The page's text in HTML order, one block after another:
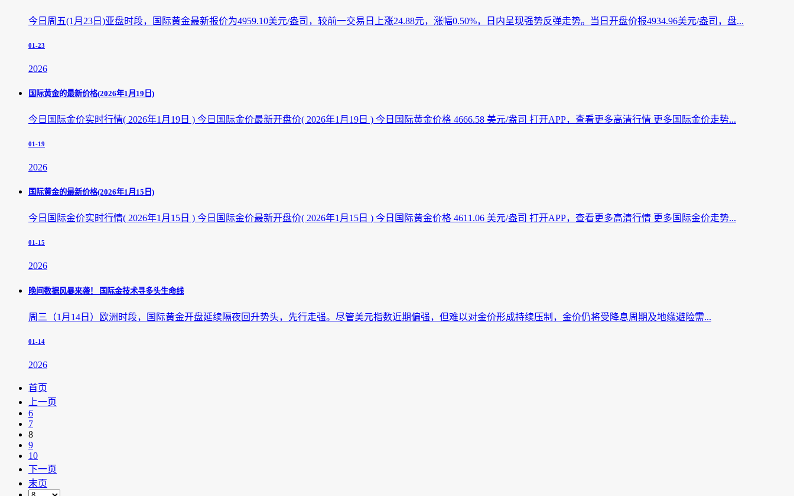
今日周五(1月23日)亚盘时段，国际黄金最新报价为4959.10美元/盎司，较前一交易日上涨24.88元，涨幅0.50%，日内呈现强势反弹走势。当日开盘价报4934.96美元/盎司，盘...
01-23
2026
国际黄金的最新价格(2026年1月19日)
今日国际金价实时行情( 2026年1月19日 ) 今日国际金价最新开盘价( 2026年1月19日 ) 今日国际黄金价格 4666.58 美元/盎司 打开APP，查看更多高清行情 更多国际金价走势...
01-19
2026
国际黄金的最新价格(2026年1月15日)
今日国际金价实时行情( 2026年1月15日 ) 今日国际金价最新开盘价( 2026年1月15日 ) 今日国际黄金价格 4611.06 美元/盎司 打开APP，查看更多高清行情 更多国际金价走势...
01-15
2026
晚间数据风暴来袭！ 国际金技术寻多头生命线
周三（1月14日）欧洲时段，国际黄金开盘延续隔夜回升势头，先行走强。尽管美元指数近期偏强，但难以对金价形成持续压制，金价仍将受降息周期及地缘避险需...
01-14
2026
首页
上一页
6
7
8
9
10
下一页
末页